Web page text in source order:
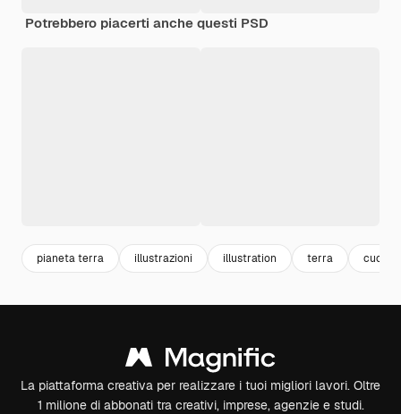
Potrebbero piacerti anche questi PSD
pianeta terra illustrazioni illustration terra cuore
La piattaforma creativa per realizzare i tuoi migliori lavori. Oltre
1 milione di abbonati tra creativi, imprese, agenzie e studi.